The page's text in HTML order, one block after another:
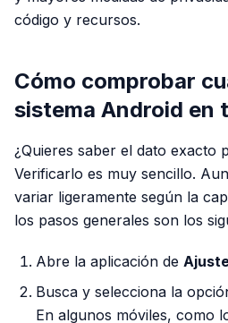
código y recursos.
Cómo comprobar
sistema Android en
¿Quieres saber el dato exacto
Verificarlo es muy sencillo.
variar ligeramente según la
los pasos generales son los
Abre la aplicación de
Busca y selecciona la
En algunos móviles, como